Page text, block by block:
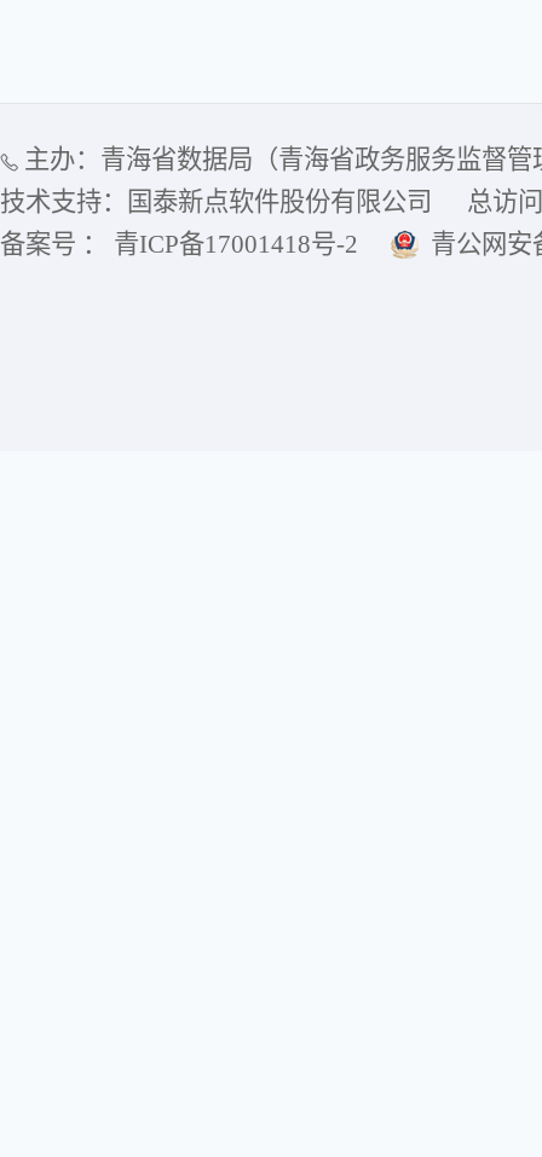
主办：青海省数据局（青海省政务服务监督管
技术支持：国泰新点软件股份有限公司
总访
备案号 ： 青ICP备17001418号-2
青公网安